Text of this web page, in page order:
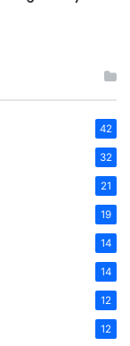
42
32
21
19
14
14
12
12